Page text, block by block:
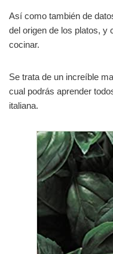
Así como también de
del origen de los platos, y
cocinar.
Se trata de un increíble
cual podrás aprender
italiana.